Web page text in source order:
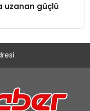
uzanan güçlü